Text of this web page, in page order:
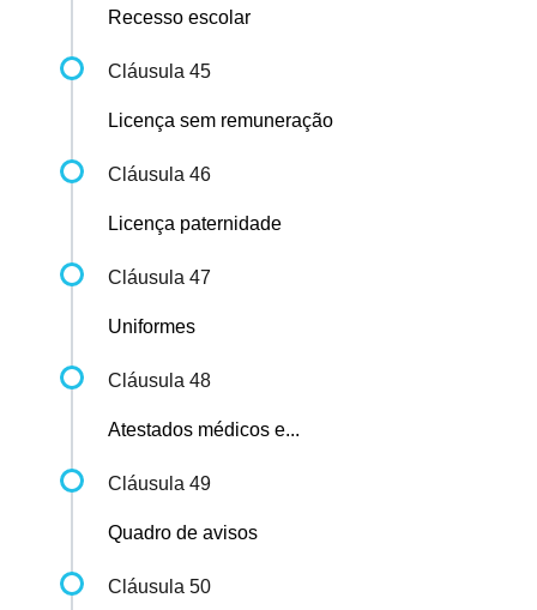
Recesso escolar
Cláusula 45
Licença sem remuneração
Cláusula 46
Licença paternidade
Cláusula 47
Uniformes
Cláusula 48
Atestados médicos e...
Cláusula 49
Quadro de avisos
Cláusula 50